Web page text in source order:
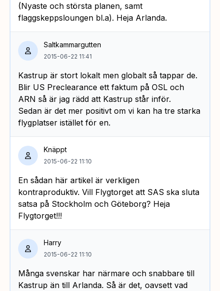
(Nyaste och största planen, samt
flaggskeppsloungen bl.a). Heja Arlanda.
Saltkammargutten
2015-06-22 11:41
Kastrup är stort lokalt men globalt så tappar de.
Blir US Preclearance ett faktum på OSL och
ARN så är jag rädd att Kastrup står inför.
Sedan är det mer positivt om vi kan ha tre starka
flygplatser istället för en.
Knäppt
2015-06-22 11:10
En sådan här artikel är verkligen
kontraproduktiv. Vill Flygtorget att SAS ska sluta
satsa på Stockholm och Göteborg? Heja
Flygtorget!!!
Harry
2015-06-22 11:10
Många svenskar har närmare och snabbare till
Kastrup än till Arlanda. Så är det, oavsett vad